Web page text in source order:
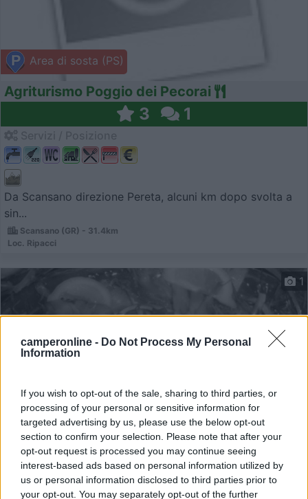
camperonline - Do Not Process My Personal
Information
If you wish to opt-out of the sale, sharing to third parties, or
processing of your personal or sensitive information for
targeted advertising by us, please use the below opt-out
section to confirm your selection. Please note that after your
opt-out request is processed you may continue seeing
interest-based ads based on personal information utilized by
us or personal information disclosed to third parties prior to
your opt-out. You may separately opt-out of the further
Area di sosta (PS)
Agriturismo Poggio dei Pecorai
3 1
Da Scansano direzione Pereta, alcuni km dopo svolta a
sin...
Scansano (GR) - 31.4km
Loc. Ripacci
Area di sosta (PS)
1
Agriristoro Focacceria la Dogana